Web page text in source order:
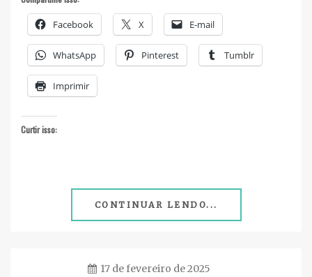
Facebook X E-mail
WhatsApp Pinterest Tumblr
Imprimir
Curtir isso:
CONTINUAR LENDO...
17 de fevereiro de 2025